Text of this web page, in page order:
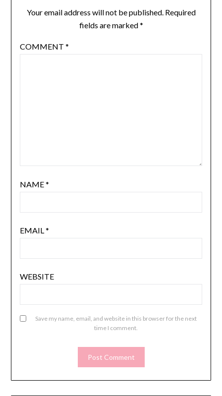
Your email address will not be published. Required
fields are marked*
COMMENT *
NAME*
EMAIL *
WEBSITE
Save my name, email, and website in this browser for the next
time I comment.